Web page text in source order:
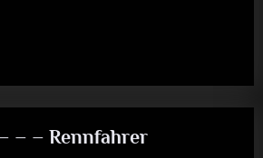
– – Rennfahrer